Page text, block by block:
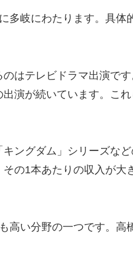
多岐にわたります。具体
はテレビドラマ出演で
演が続いています。こ
ングダム」シリーズな
の1本あたりの収入が大
高い分野の一つです。